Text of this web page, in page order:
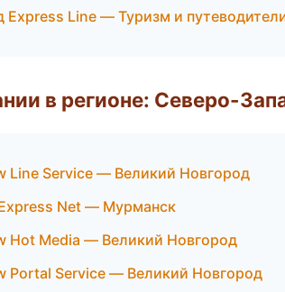
Express Line — Туризм и
в регионе: Северо-
Line Service — Великий Новгород
Net — Мурманск
Hot Media — Великий Новгород
Portal Service — Великий Новгород